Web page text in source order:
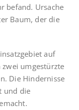
befand. Ursache
Baum, der die
auf
umgestürzte
Die Hindernisse
und die